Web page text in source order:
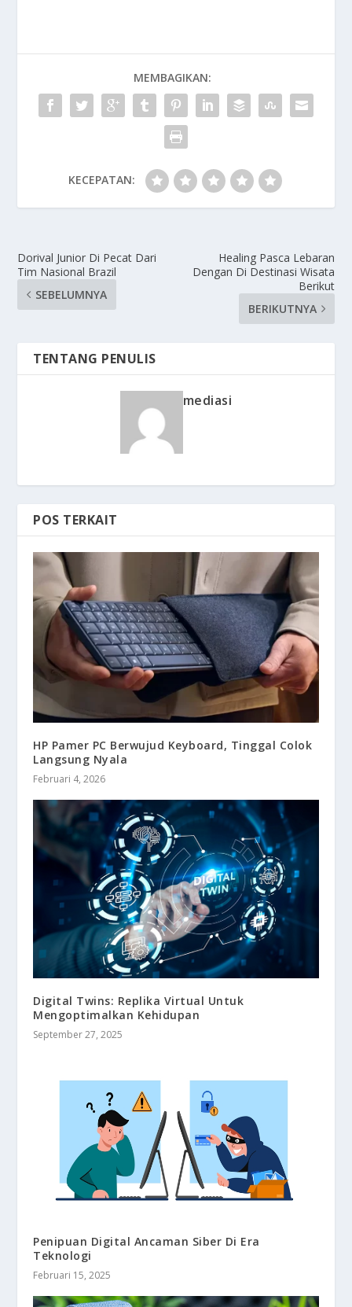
MEMBAGIKAN:
KECEPATAN:
Dorival Junior Di Pecat Dari
Tim Nasional Brazil
SEBELUMNYA
Healing Pasca Lebaran
Dengan Di Destinasi Wisata
Berikut
BERIKUTNYA
TENTANG PENULIS
mediasi
POS TERKAIT
HP Pamer PC Berwujud Keyboard, Tinggal Colok
Langsung Nyala
Februari 4, 2026
Digital Twins: Replika Virtual Untuk
Mengoptimalkan Kehidupan
September 27, 2025
Penipuan Digital Ancaman Siber Di Era
Teknologi
Februari 15, 2025